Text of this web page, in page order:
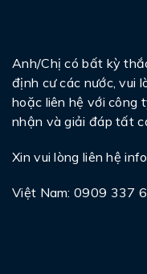
Anh/Chị có bất kỳ
định cư các nước, vui
hoặc liên hệ với công
nhận và giải đáp tất
Xin vui lòng liên hệ
Việt Nam: 0909 337